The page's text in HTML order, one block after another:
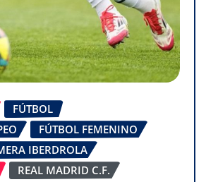
FÚTBOL
FÚTBOL FEMENINO
IBERDROLA
REAL MADRID C.F.